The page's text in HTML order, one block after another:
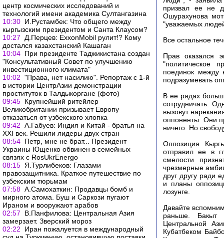
центр космических исследований и
технологий имени академика Султангазина
10:30 И.Рустамбек: Что общего между
кыргызским президентом и Санта Клаусом?
10:27
Д.Перцев: ExxonMobil рулит!? Кому
достался казахстанский Кашаган
10:04 При президенте Таджикистана создан
"Консультативный Совет по улучшению
инвестиционного климата"
10:02 "Права, нет насилию". Репортаж с 1-й
в истории ЦентрАзии демонстрации
проституток в Талдыкоргане (фото)
09:45 Крупнейший ритейлер
Великобритании призывает Европу
отказаться от узбекского хлопка
09:42 А.Габуев: Индия и Китай - братья на
XXI век. Решили лидеры двух стран
08:54 Петр, мне не брат... Президент
Украины Ющенко обвинен в семейных
связях с RosUkrEnergo
08:15 Я.Турлибеков: Глазами
правозащитника. Краткое путешествие по
узбекским тюрьмам
07:58 А.Самохаткин: Продавцы бомб и
мирного атома. Буш и Саркози пугают
Ираном и вооружают арабов
02:57
В.Панфилова: Центральная Азия
замерзает. Зверский мороз
02:22
Иран пожалуется в международный
призвал ее не
Ошурахунова
"уважаемых
Все остальное
Прав оказался
"политическое
поединок между
подразумевать
В ее рядах
сотрудничать.
вызовут
оппоненты. Они
ничего. Но
Оппозиция
отправил ее в
смелости
чрезмерные
друг другу ради
и планы
лозунге.
Давайте
раньше. Бакыт
Центральной
Кубатбеком